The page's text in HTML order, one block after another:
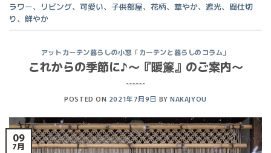
ラワー、 リビング、 可愛い、 子供部屋、 花柄、 華やか、 遮光、 間仕切
り、 鮮やか
アットカーテン暮らしの小窓「カーテンと暮らしのコラム」
これからの季節に♪〜『暖簾』のご案内〜
POSTED ON 2021年7月9日 BYNAKAJYOU
09
7月